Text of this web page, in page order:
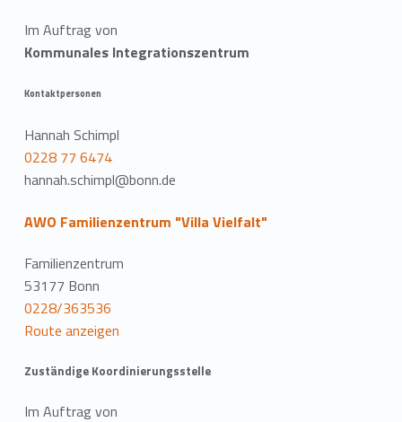
Im Auftrag von
Kommunales Integrationszentrum
Kontaktpersonen
Hannah Schimpl
0228 77 6474
hannah.schimpl@bonn.de
AWO Familienzentrum "Villa Vielfalt"
Familienzentrum
53177 Bonn
0228/363536
Route anzeigen
Zuständige Koordinierungsstelle
Im Auftrag von